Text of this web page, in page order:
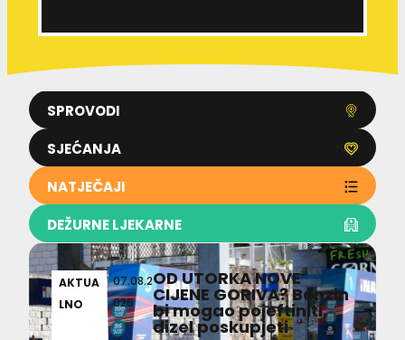
SPROVODI
SJEĆANJA
NATJEČAJI
DEŽURNE LJEKARNE
AKTUA
LNO
07.08.2
026
OD UTORKA NOVE
CIJENE GORIVA? Benzin
bi mogao pojeftiniti,
dizel poskupjeti